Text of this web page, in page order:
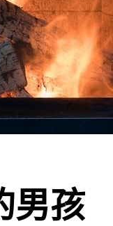
男孩